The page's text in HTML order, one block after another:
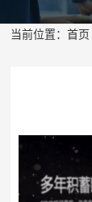
当前位置：首页